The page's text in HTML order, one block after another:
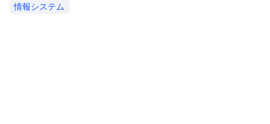
情報システム